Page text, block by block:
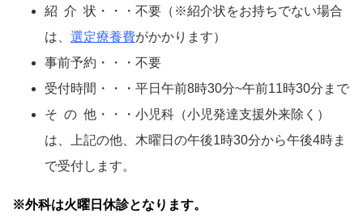
紹 介 状・・・不要（※紹介状をお持ちでない場合
は、 選定療養費がかかります）
事前予約・・・不要
受付時間・・・平日午前8時30分~午前11時30分まで
そ の 他・・・小児科（小児発達支援外来除く）
は、上記の他、木曜日の午後1時30分から午後4時ま
で受付します。
※外科は火曜日休診となります。